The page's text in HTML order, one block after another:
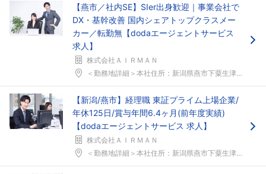
【燕市／社内SE】SIer出身歓迎｜事業会社で
DX・基幹改善 国内シェアトップクラスメー
カー／転勤無【dodaエージェントサービス
求人】
株式会社ＡＩＲＭＡＮ
＜勤務地詳細＞本社住所：新潟県燕市下粟生津3074...
【新潟/燕市】経理職 東証プライム上場企業/
年休125日/賞与年間6.4ヶ月(前年度実績)
【dodaエージェントサービス 求人】
株式会社ＡＩＲＭＡＮ
＜勤務地詳細＞本社住所：新潟県燕市下粟生津3074...